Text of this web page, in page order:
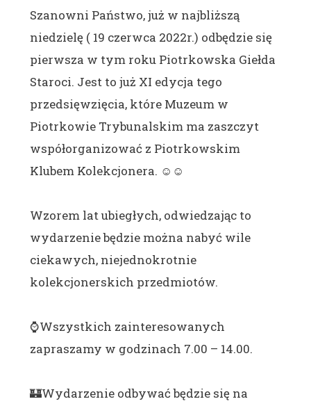
Szanowni Państwo, już w najbliższą
niedzielę ( 19 czerwca 2022r.) odbędzie się
pierwsza w tym roku Piotrkowska Giełda
Staroci. Jest to już XI edycja tego
przedsięwzięcia, które Muzeum w
Piotrkowie Trybunalskim ma zaszczyt
współorganizować z Piotrkowskim
Klubem Kolekcjonera. ☺️☺️
Wzorem lat ubiegłych, odwiedzając to
wydarzenie będzie można nabyć wile
ciekawych, niejednokrotnie
kolekcjonerskich przedmiotów.
⌚️Wszystkich zainteresowanych
zapraszamy w godzinach 7.00 – 14.00.
🏰Wydarzenie odbywać będzie się na